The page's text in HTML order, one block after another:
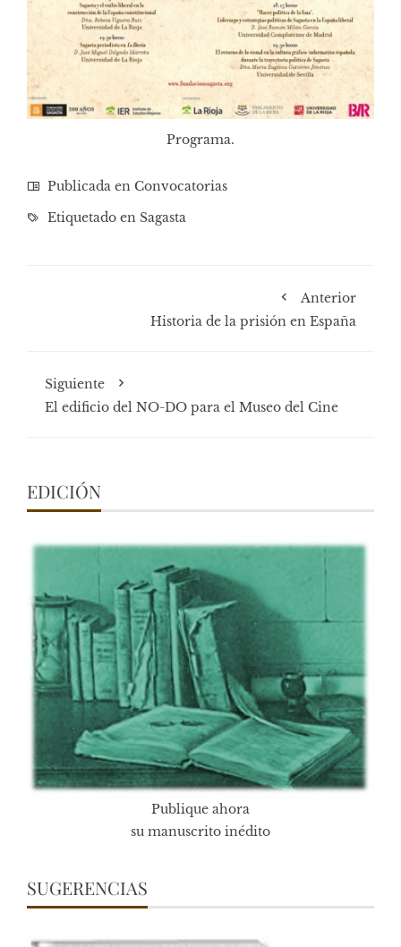
Programa.
Publicada en Convocatorias
Etiquetado en Sagasta
Anterior
Historia de la prisión en España
Siguiente
El edificio del NO-DO para el Museo del Cine
EDICIÓN
Publique ahora
su manuscrito inédito
SUGERENCIAS